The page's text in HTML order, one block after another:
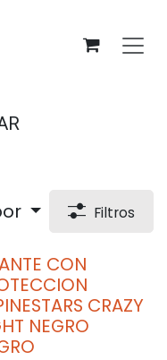
Filtros
CON
CRAZY
NEGRO